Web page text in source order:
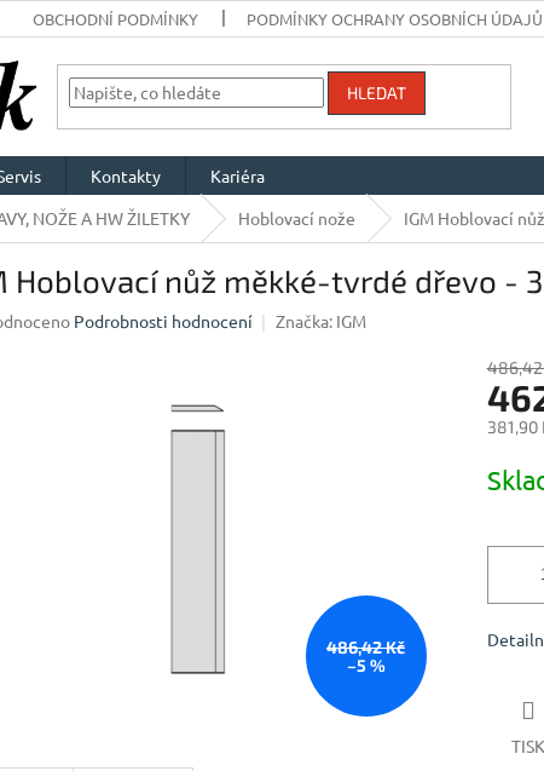
OBCHODNÍ PODMÍNKY PODMÍNKY OCHRANY OSOBNÍCH ÚDAJŮ
HLEDAT
Kontakty
Kariéra
NOŽE A HW ŽILETKY Hoblovací nože IGM Hoblovací
Hoblovací nůž měkké-tvrdé dřevo -
Podrobnosti hodnocení Značka: IGM
486,42 Kč
–5 %
486,42
381,90
cena:
TISK